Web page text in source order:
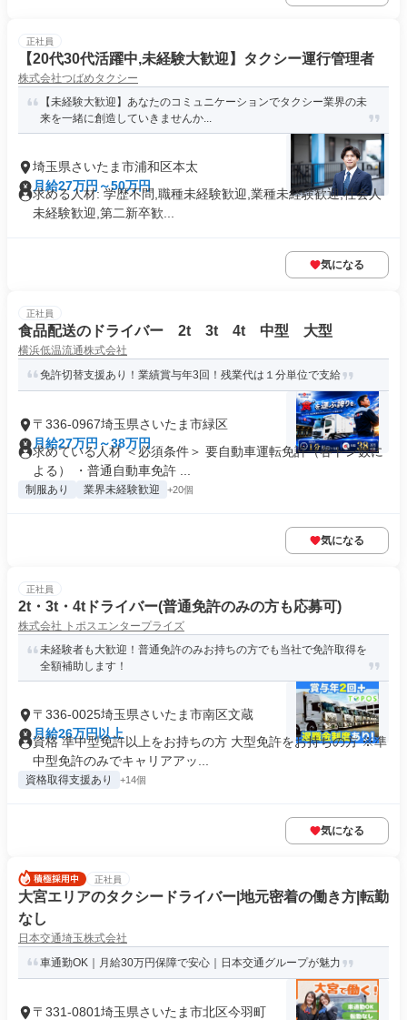
正社員
【20代30代活躍中,未経験大歓迎】タクシー運行管理者
株式会社つばめタクシー
【未経験大歓迎】あなたのコミュニケーションでタクシー業界の未
来を一緒に創造していきませんか...
埼玉県さいたま市浦和区本太
月給27万円～50万円
求める人材: 学歴不問,職種未経験歓迎,業種未経験歓迎,社会人
未経験歓迎,第二新卒歓...
気になる
正社員
食品配送のドライバー 2t 3t 4t 中型 大型
横浜低温流通株式会社
免許切替支援あり！業績賞与年3回！残業代は１分単位で支給
〒336-0967埼玉県さいたま市緑区
月給27万円～38万円
求めている人材 ＜必須条件＞ 要自動車運転免許（各トン数に
よる） ・普通自動車免許 ...
制服あり 業界未経験歓迎 +20個
気になる
正社員
2t・3t・4tドライバー(普通免許のみの方も応募可)
株式会社 トポスエンタープライズ
未経験者も大歓迎！普通免許のみお持ちの方でも当社で免許取得を
全額補助します！
〒336-0025埼玉県さいたま市南区文蔵
月給26万円以上
資格 準中型免許以上をお持ちの方 大型免許をお持ちの方 ※準
中型免許のみでキャリアアッ...
資格取得支援あり +14個
気になる
正社員
大宮エリアのタクシードライバー|地元密着の働き方|転勤
なし
日本交通埼玉株式会社
車通勤OK｜月給30万円保障で安心｜日本交通グループが魅力
〒331-0801埼玉県さいたま市北区今羽町